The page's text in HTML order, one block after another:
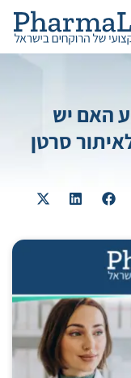
האם יש
סרטן